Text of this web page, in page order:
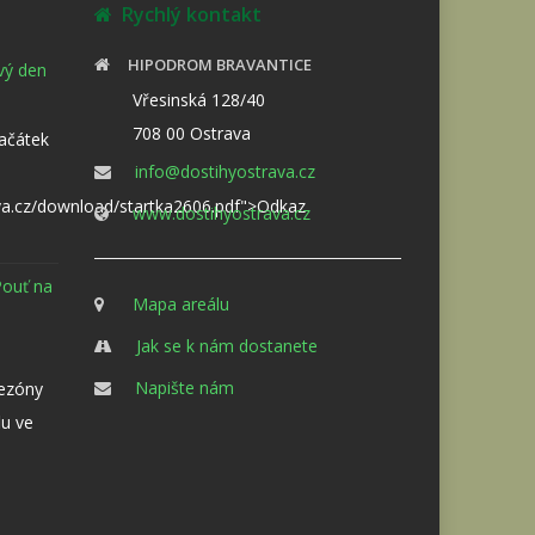
den
download/startka2606.pdf">Odkaz
na
ve
Rychlý kontakt
HIPODROM BRAVANTICE
Vřesinská 128/40
708 00 Ostrava
info@dostihyostrava.cz
www.dostihyostrava.cz
Mapa areálu
Jak se k nám dostanete
Napište nám